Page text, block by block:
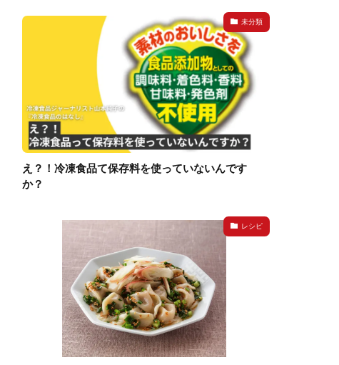
未分類
え？！冷凍食品て保存料を使っていないんです
か？
レシピ